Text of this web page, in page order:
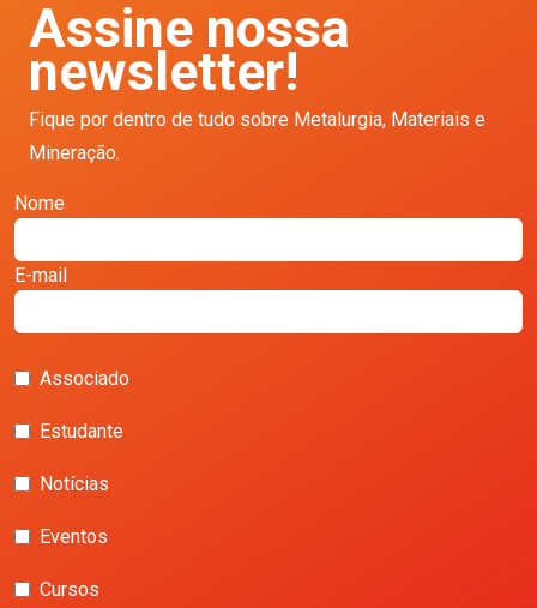
Assine nossa
newsletter!
Fique por dentro de tudo sobre Metalurgia, Materiais e
Mineração.
Nome
E-mail
Associado
Estudante
Notícias
Eventos
Cursos